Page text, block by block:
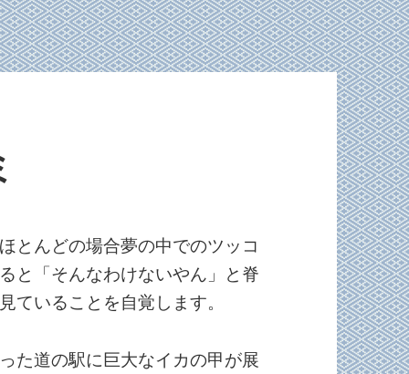
んどの場合夢の中でのツッコ
と「そんなわけないやん」と脊
ていることを自覚します。
道の駅に巨大なイカの甲が展